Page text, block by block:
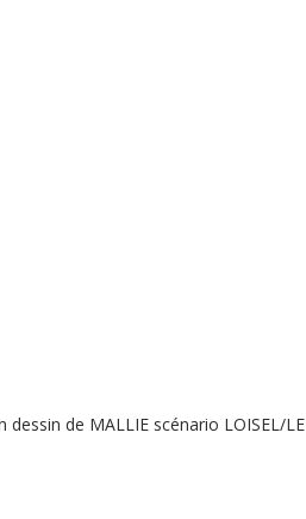
de MALLIE scénario LOISEL/